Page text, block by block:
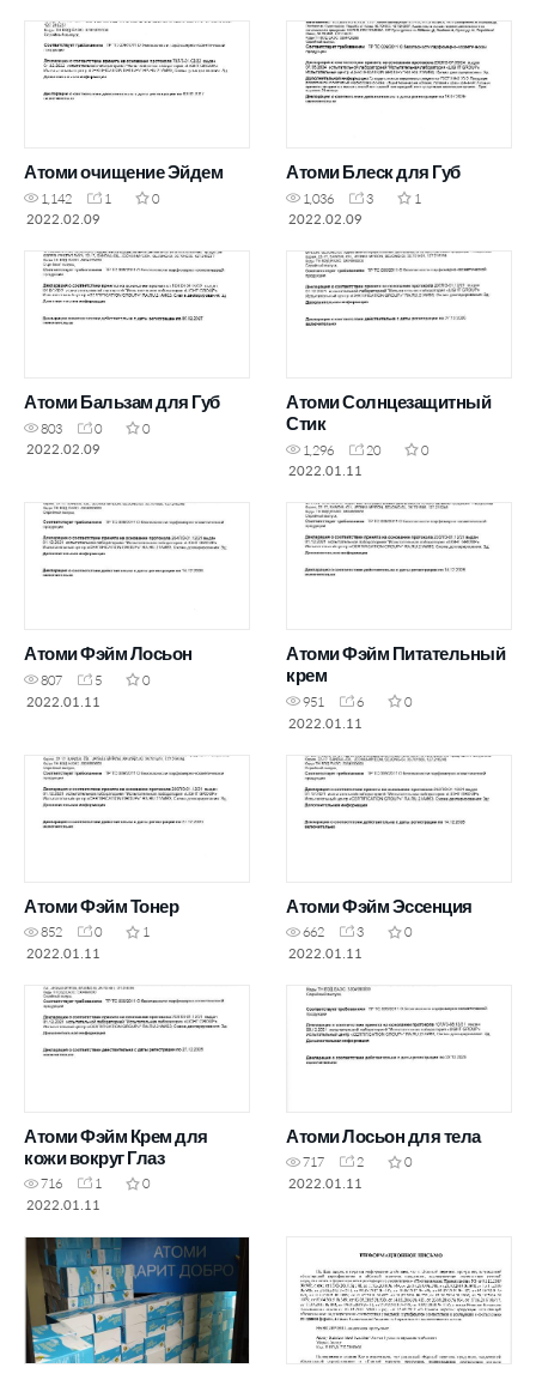
Атоми очищение Эйдем
1,142 1
0
2022.02.09
Атоми Блеск для Губ
1,036 3
1
2022.02.09
Атоми Бальзам для Губ
803 0
0
2022.02.09
Атоми Солнцезащитный
Стик
1,296 20
0
2022.01.11
Атоми Фэйм Лосьон
807 5
0
2022.01.11
Атоми Фэйм Питательный
крем
951 6
0
2022.01.11
Атоми Фэйм Тонер
852 0
1
2022.01.11
Атоми Фэйм Эссенция
662 3
0
2022.01.11
Атоми Фэйм Крем для
кожи вокруг Глаз
716 1
0
2022.01.11
Атоми Лосьон для тела
717 2
0
2022.01.11